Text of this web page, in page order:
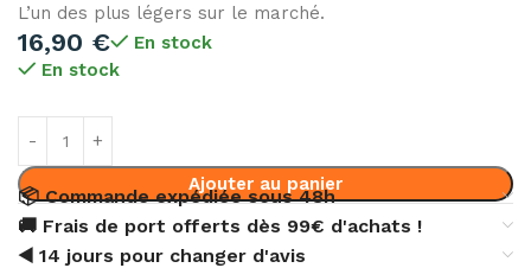
L’un des plus légers sur le marché.
16,90 €
En stock
En stock
Ajouter au panier
📦 Commande expédiée sous 48h
🚚 Frais de port offerts dès 99€ d'achats !
◀️ 14 jours pour changer d'avis